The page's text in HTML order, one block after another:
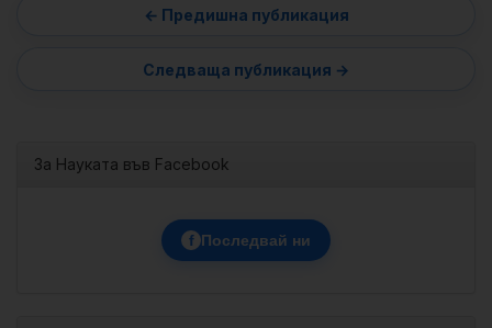
За Науката във Facebook
f Последвай ни